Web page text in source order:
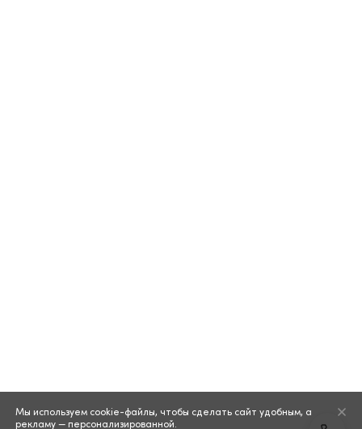
Мы используем cookie-файлы, чтобы сделать сайт удобным, а
рекламу — персонализированной.